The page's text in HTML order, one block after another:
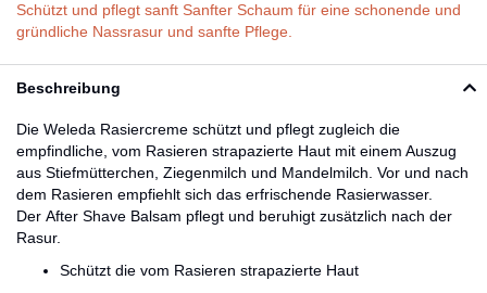
Schützt und pflegt sanft Sanfter Schaum für eine schonende und
gründliche Nassrasur und sanfte Pflege.
Beschreibung
Die Weleda Rasiercreme schützt und pflegt zugleich die
empfindliche, vom Rasieren strapazierte Haut mit einem Auszug
aus Stiefmütterchen, Ziegenmilch und Mandelmilch. Vor und nach
dem Rasieren empfiehlt sich das erfrischende Rasierwasser.
Der After Shave Balsam pflegt und beruhigt zusätzlich nach der
Rasur.
Schützt die vom Rasieren strapazierte Haut